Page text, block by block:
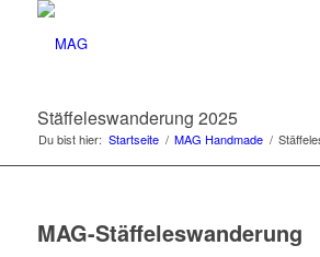
Stäffeleswanderung 2025
Du bist hier: Startseite / MAG Handmade /
MAG-Stäffeleswanderung